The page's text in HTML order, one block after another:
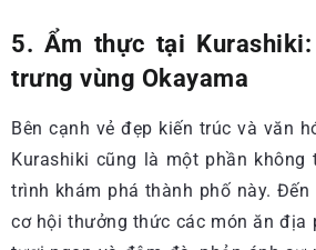
5. Ẩm thực tại
trưng vùng Okayama
Bên cạnh vẻ đẹp kiến trúc và văn
Kurashiki cũng là một phần không
trình khám phá thành phố này. Đến
cơ hội thưởng thức các món ăn địa